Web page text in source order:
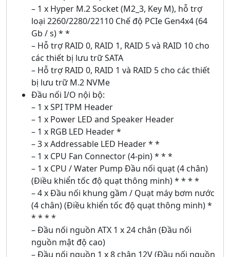
– 1 x Hyper M.2 Socket (M2_3, Key M), hỗ trợ
loại 2260/2280/22110 Chế độ PCIe Gen4x4 (64
Gb / s) * *
– Hỗ trợ RAID 0, RAID 1, RAID 5 và RAID 10 cho
các thiết bị lưu trữ SATA
– Hỗ trợ RAID 0, RAID 1 và RAID 5 cho các thiết
bị lưu trữ M.2 NVMe
Đầu nối I/O nội bộ:
– 1 x SPI TPM Header
– 1 x Power LED and Speaker Header
– 1 x RGB LED Header *
– 3 x Addressable LED Header * *
– 1 x CPU Fan Connector (4-pin) * * *
– 1 x CPU / Water Pump Đầu nối quạt (4 chân)
(Điều khiển tốc độ quạt thông minh) * * * *
– 4 x Đầu nối khung gầm / Quạt máy bơm nước
(4 chân) (Điều khiển tốc độ quạt thông minh) *
* * * *
– Đầu nối nguồn ATX 1 x 24 chân (Đầu nối
nguồn mật độ cao)
– Đầu nối nguồn 1 x 8 chân 12V (Đầu nối nguồn